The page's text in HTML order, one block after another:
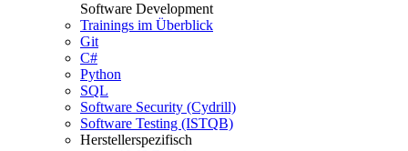
Software Development
Trainings im Überblick
Git
C#
Python
SQL
Software Security (Cydrill)
Software Testing (ISTQB)
Herstellerspezifisch